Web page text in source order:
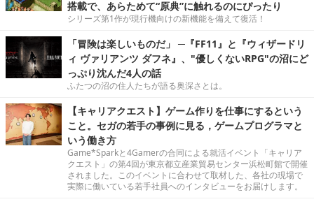
搭載で、あらためて“原典”に触れるのにぴったり
シリーズ第1作が現行機向けの新機能を備えて復活！
「冒険は楽しいものだ」 ─『FF11』と『ウィザードリ
ィ ヴァリアンツ ダフネ』、"優しくないRPG"の沼にど
っぷり沈んだ4人の話
ふたつの沼の住人たちが語る奥深さとは。
【キャリアクエスト】ゲーム作りを仕事にするという
こと。セガの若手の事例に見る，ゲームプログラマと
いう働き方
Game*Sparkと4Gamerの合同による就活イベント「キャリア
クエスト」の第4回が東京都立産業貿易センター浜松町館で開催
されました。このイベントに合わせて取材した、各社の現場で
実際に働いている若手社員へのインタビューをお届けします。